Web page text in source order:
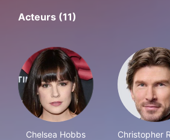
Acteurs (11)
Chelsea Hobbs
Christopher